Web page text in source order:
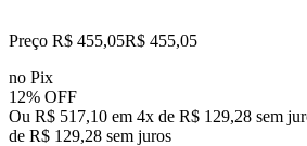
Preço R$ 455,05R$ 455,05
no Pix
12% OFF
Ou R$ 517,10 em 4x de R$ 129,28 sem
de R$ 129,28 sem juros